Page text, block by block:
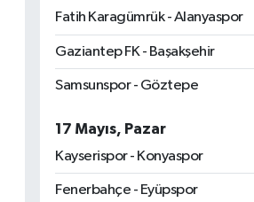
Fatih Karagümrük - Alanyaspor
Gaziantep FK - Başakşehir
Samsunspor - Göztepe
17 Mayıs, Pazar
Kayserispor - Konyaspor
Fenerbahçe - Eyüpspor